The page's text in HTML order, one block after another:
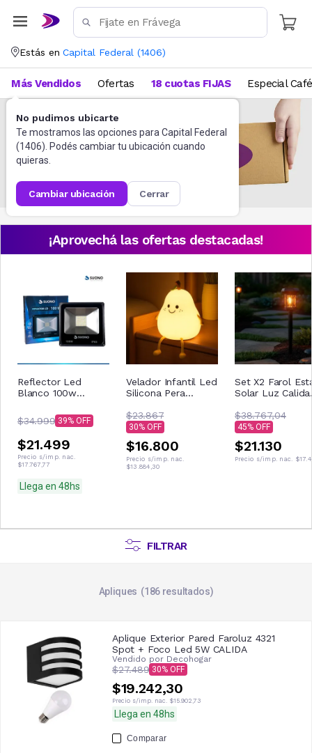
Estás en Capital Federal (1406)
No pudimos ubicarte
Te mostramos las opciones para Capital Federal
(1406). Podés cambiar tu ubicación cuando
quieras.
cambiar ubicación cerrar
Más Vendidos Ofertas 18 cuotas FIJAS Especial Café
¡Aprovechá las ofertas destacadas!
Reflector Led
Blanco 100w
Negro
$34.999 39
$21.499
Precio s/imp. nac.
$17.767,77
Llega en 48hs
Velador Infantil Led
Silicona Pera
Estructura Amarillo
Pantalla Blanco
$23.867
30
$16.800
Precio s/imp. nac.
$13.884,30
Set X2 Farol
Solar Luz Calida
2- YY3603 / 1
2 unidades
$38.767,04
45
$21.130
Precio s/imp. nac.
FILTRAR
Apliques 186 resultados
Aplique Exterior Pared Faroluz 4321
Spot + Foco Led 5W CALIDA
Vendido por Decohogar
$27.489 30
$19.242,30
Precio s/imp. nac. $15.902,73
Llega en 48hs
Comparar